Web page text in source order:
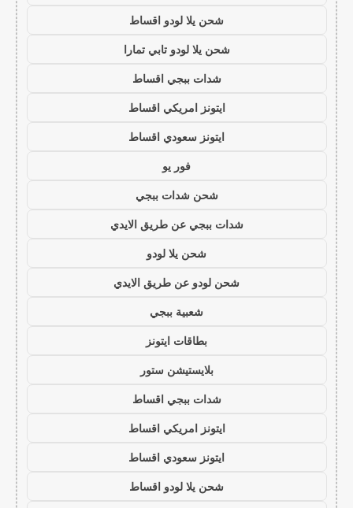
شحن يلا لودو اقساط
شحن يلا لودو تابي تمارا
شدات ببجي اقساط
ايتونز امريكي اقساط
ايتونز سعودي اقساط
فور يو
شحن شدات ببجي
شدات ببجي عن طريق الايدي
شحن يلا لودو
شحن لودو عن طريق الايدي
شعبية ببجي
بطاقات ايتونز
بلايستيشن ستور
شدات ببجي اقساط
ايتونز امريكي اقساط
ايتونز سعودي اقساط
شحن يلا لودو اقساط